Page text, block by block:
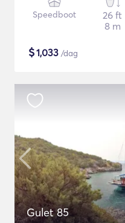
Speedboot
26 ft
8 m
$1,033 /dag
Gulet 85